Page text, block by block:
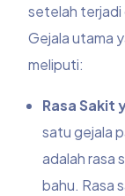
setelah terjadi
Gejala utama
meliputi:
Rasa Sakit
satu gejala
adalah rasa
bahu. Rasa